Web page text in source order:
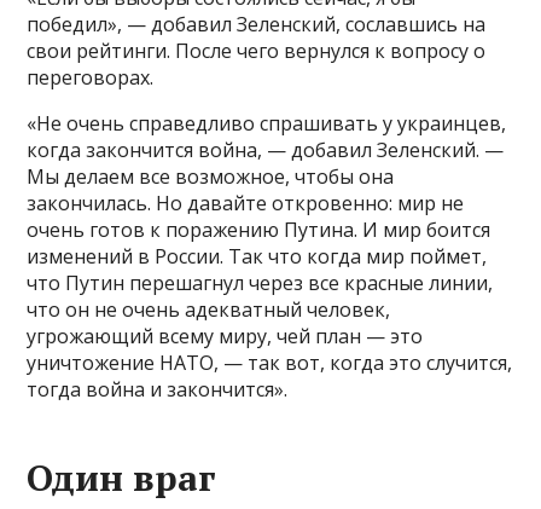
победил», — добавил Зеленский, сославшись на
свои рейтинги. После чего вернулся к вопросу о
переговорах.
«Не очень справедливо спрашивать у украинцев,
когда закончится война, — добавил Зеленский. —
Мы делаем все возможное, чтобы она
закончилась. Но давайте откровенно: мир не
очень готов к поражению Путина. И мир боится
изменений в России. Так что когда мир поймет,
что Путин перешагнул через все красные линии,
что он не очень адекватный человек,
угрожающий всему миру, чей план — это
уничтожение НАТО, — так вот, когда это случится,
тогда война и закончится».
Один враг